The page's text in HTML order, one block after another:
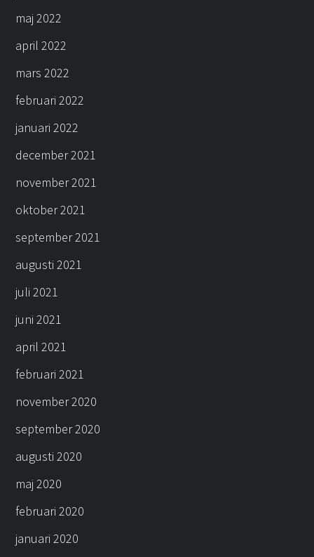
maj 2022
april 2022
mars 2022
februari 2022
januari 2022
december 2021
november 2021
oktober 2021
september 2021
augusti 2021
juli 2021
juni 2021
april 2021
februari 2021
november 2020
september 2020
augusti 2020
maj 2020
februari 2020
januari 2020